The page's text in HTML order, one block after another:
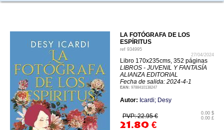
LA FOTÓGRAFA DE LOS
ESPÍRITUS
ref 934995
27/04/2024
Libro 170x235cms, 352 páginas
LIBROS - JUVENIL Y FANTASÍA
ALIANZA EDITORIAL
Fecha de salida: 2024-4-1
EAN: 9788410138247
Autor: Icardi; Desy
PVP: 22.95 €
21.80 €
0.00 $
0.00 £